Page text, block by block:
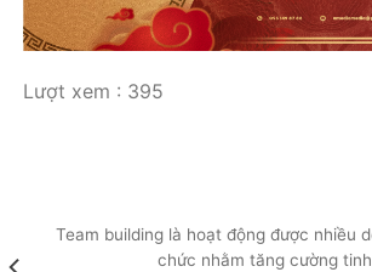
Lượt xem : 395
Team building là hoạt động được nhiều
chức nhằm tăng cường